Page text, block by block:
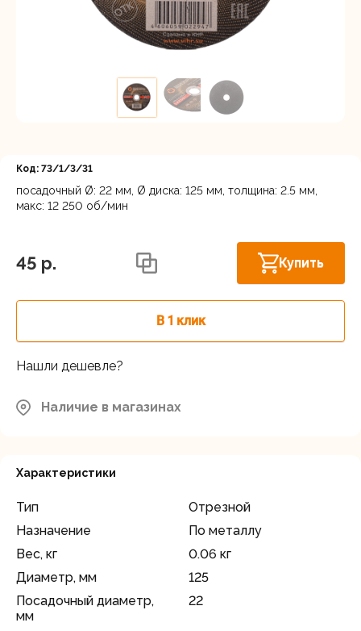
Код: 73/1/3/31
посадочный Ø: 22 мм, Ø диска: 125 мм, толщина: 2.5 мм,
макс: 12 250 об/мин
45 p. Купить
В 1 клик
Нашли дешевле?
Наличие в магазинах
Характеристики
Тип
Отрезной
Назначение
По металлу
Вес, кг
0.06 кг
Диаметр, мм
125
Посадочный диаметр,
мм
22
Регистрация